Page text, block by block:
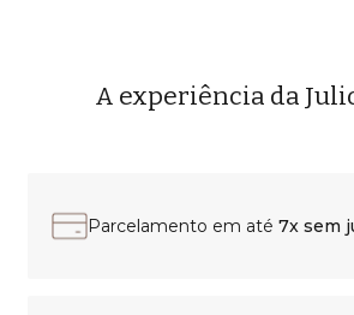
A experiência da
Parcelamento em até 7x sem